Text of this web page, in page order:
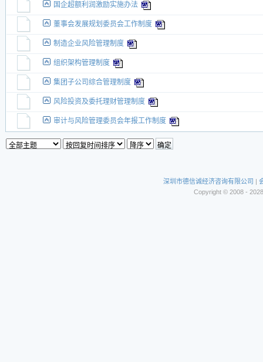
国企超额利润激励实施办法
董事会发展规划委员会工作制度
制造企业风险管理制度
组织架构管理制度
集团子公司综合管理制度
风险投资及委托理财管理制度
审计与风险管理委员会年报工作制度
深圳市德信诚经济咨询有限公司 |
Copyright © 2008 -